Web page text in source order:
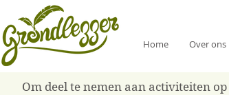
Home Over ons
Om deel te nemen aan activiteiten